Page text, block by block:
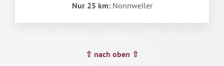
Nur 25 km:Nonnweiler
⇧ nach oben ⇧